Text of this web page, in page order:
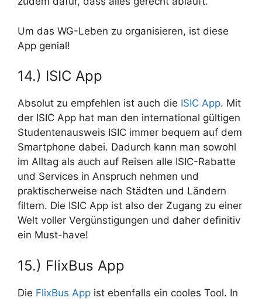
Um das WG-Leben zu organisieren, ist diese
App genial!
14.) ISIC App
Absolut zu empfehlen ist auch die ISIC App. Mit
der ISIC App hat man den international gültigen
Studentenausweis ISIC immer bequem auf dem
Smartphone dabei. Dadurch kann man sowohl
im Alltag als auch auf Reisen alle ISIC-Rabatte
und Services in Anspruch nehmen und
praktischerweise nach Städten und Ländern
filtern. Die ISIC App ist also der Zugang zu einer
Welt voller Vergünstigungen und daher definitiv
ein Must-have!
15.) FlixBus App
Die FlixBus App ist ebenfalls ein cooles Tool. In